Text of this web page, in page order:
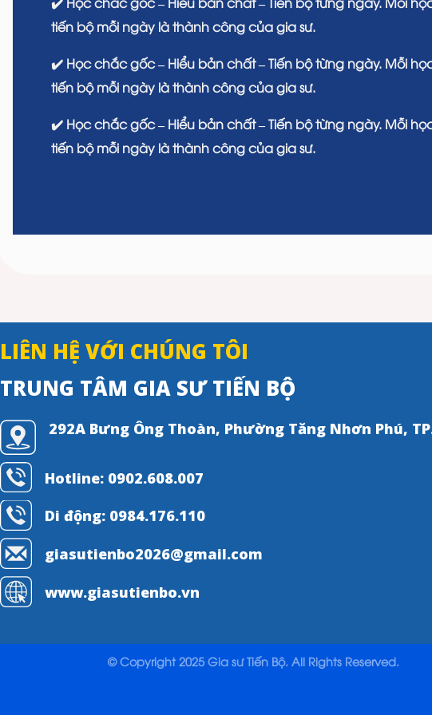
tiến bộ mỗi ngày là thành công của gia sư.
✔️ Học chắc gốc – Hiểu bản chất – Tiến bộ từng ngày. Mỗi
tiến bộ mỗi ngày là thành công của gia sư.
✔️ Học chắc gốc – Hiểu bản chất – Tiến bộ từng ngày. Mỗi
tiến bộ mỗi ngày là thành công của gia sư.
LIÊN HỆ VỚI CHÚNG TÔI
TRUNG TÂM GIA SƯ TIẾN BỘ
292A Bưng Ông Thoàn, Phường Tăng Nhơn Phú,
Hotline: 0902.608.007
Di động: 0984.176.110
giasutienbo2026@gmail.com
www.giasutienbo.vn
© Copyright 2025 Gia sư Tiến Bộ. All Rights Reserved.